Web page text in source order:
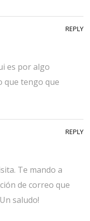
es por algo
que tengo que
REPLY
Te mando a
de correo que
saludo!
REPLY